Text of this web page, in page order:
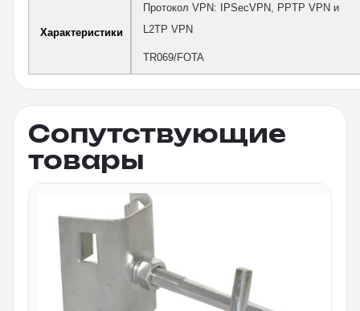
Характеристики
Протокол VPN: IPSecVPN, PPTP VPN и
L2TP VPN
TR069/FOTA
Сопутствующие
товары